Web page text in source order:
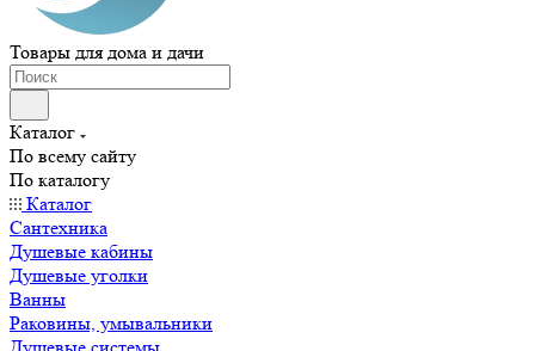
Товары для дома и дачи
Каталог
По всему сайту
По каталогу
Каталог
Сантехника
Душевые кабины
Душевые уголки
Ванны
Раковины, умывальники